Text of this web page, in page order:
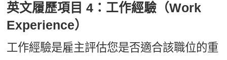
英文履歷項目 4：工作經驗（Work
Experience）
工作經驗是雇主評估您是否適合該職位的重